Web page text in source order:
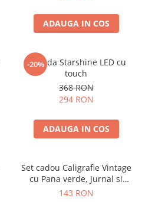
ADAUGA IN COS
-20%
Oglinda Starshine LED cu
touch
368 RON
294 RON
ADAUGA IN COS
Set cadou Caligrafie Vintage
cu Pana verde, Jurnal si
Suport pentru stilou, 9 piese
143 RON